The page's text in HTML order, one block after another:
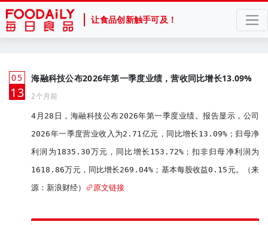
让食品创新触手可及！
05
月
13
海融科技公布2026年第一季度业绩，营收同比增长13.09%
2个月前
4月28日，海融科技公布2026年第一季度业绩。报告显示，公司
2026年一季度营业收入为2.71亿元，同比增长13.09%；归母净
利润为1835.30万元，同比增长153.72%；扣非归母净利润为
1618.86万元，同比增长269.04%；基本每股收益0.15元。（来
源：新浪财经）
原文链接